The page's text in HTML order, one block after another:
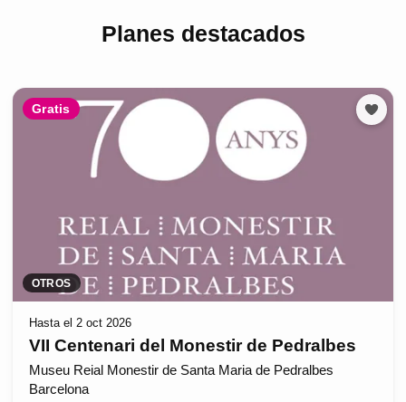
Planes destacados
Gratis
OTROS
Hasta el 2 oct 2026
VII Centenari del Monestir de Pedralbes
Museu Reial Monestir de Santa Maria de Pedralbes
Barcelona